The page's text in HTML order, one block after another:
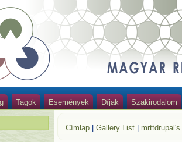
Tagok Események Díjak Szakirodalom
Címlap |Gallery List